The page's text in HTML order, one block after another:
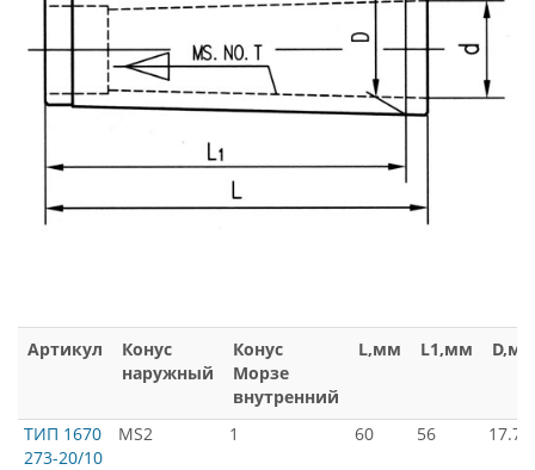
Артикул
Конус
наружный
Конус
Морзе
внутренний
L,мм L1,мм D,мм
ТИП 1670
273-20/10
MS2 1 60 56